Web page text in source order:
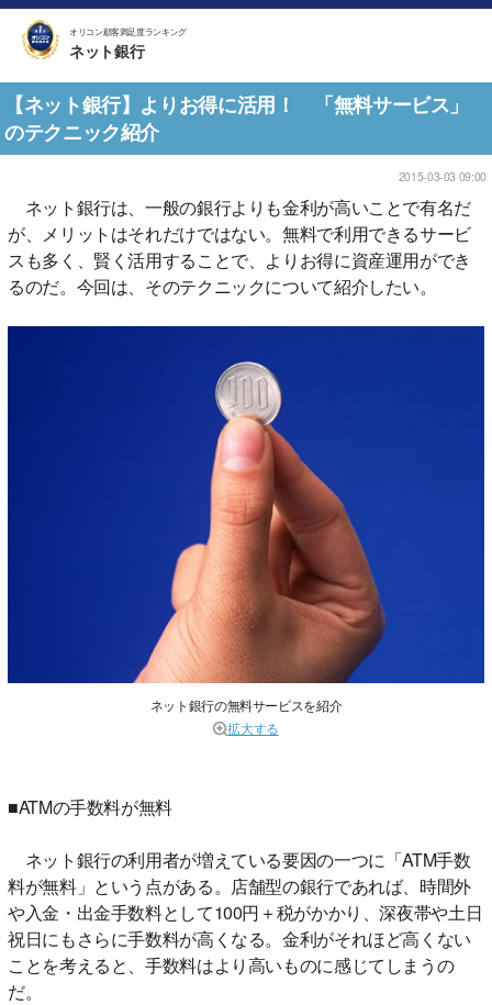
オリコン顧客満足度ランキング
ネット銀行
【ネット銀行】よりお得に活用！ 「無料サービス」
のテクニック紹介
2015-03-03 09:00
ネット銀行は、一般の銀行よりも金利が高いことで有名だ
が、メリットはそれだけではない。無料で利用できるサービ
スも多く、賢く活用することで、よりお得に資産運用ができ
るのだ。今回は、そのテクニックについて紹介したい。
ネット銀行の無料サービスを紹介
拡大する
■ATMの手数料が無料
ネット銀行の利用者が増えている要因の一つに「ATM手数
料が無料」という点がある。店舗型の銀行であれば、時間外
や入金・出金手数料として100円＋税がかかり、深夜帯や土日
祝日にもさらに手数料が高くなる。金利がそれほど高くない
ことを考えると、手数料はより高いものに感じてしまうの
だ。